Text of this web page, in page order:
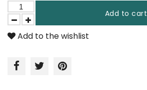
Add to cart
Add to the wishlist